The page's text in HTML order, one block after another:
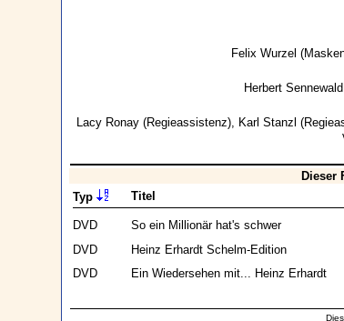
Felix Wurzel
Herbert Sennewald
Lacy Ronay (Regieassistenz), Karl Stanzl
Dieser
Typ
Titel
DVD So ein Millionär hat's schwer
DVD
Heinz Erhardt Schelm-Edition
DVD
Ein Wiedersehen mit... Heinz Erhardt